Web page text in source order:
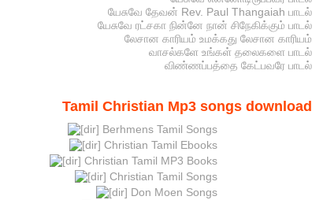
யேசுவே தேவன் Rev. Paul Thangaiah பாடல்
யேசுவே ரட்சகா நின்னே நான் சிநேகிக்கும் பாடல்
லேசான காரியம் உமக்கது லேசான காரியம்
வாசல்களே உங்கள் தலைகளை பாடல்
விண்ணப்பத்தை கேட்பவரே பாடல்
Tamil Christian Mp3 songs download
Berhmens Tamil Songs
Christian Tamil Ebooks
Christian Tamil MP3 Books
Christian Tamil Songs
Don Moen Songs